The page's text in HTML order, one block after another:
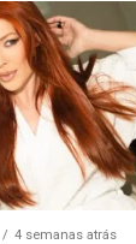
4 semanas atrás